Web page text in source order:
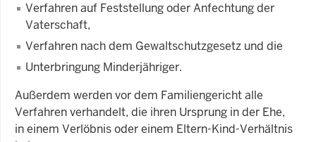
Verfahren auf Feststellung oder Anfechtung der
Vaterschaft,
Verfahren nach dem Gewaltschutzgesetz und die
Unterbringung Minderjähriger.
Außerdem werden vor dem Familiengericht alle
Verfahren verhandelt, die ihren Ursprung in der Ehe,
in einem Verlöbnis oder einem Eltern-Kind-Verhältnis